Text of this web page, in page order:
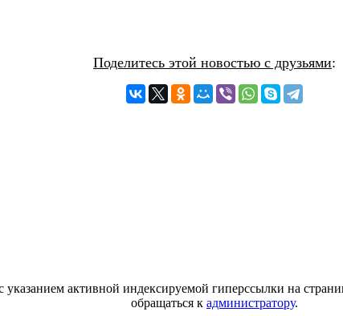
Поделитесь этой новостью с друзьями:
указанием активной индексируемой гиперссылки на
обращаться к администратору.